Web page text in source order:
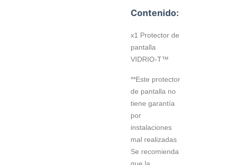
Contenido:
x1 Protector de
pantalla
VIDRIO-T™
**Este protector
de pantalla no
tiene garantía
por
instalaciones
mal realizadas
Se recomienda